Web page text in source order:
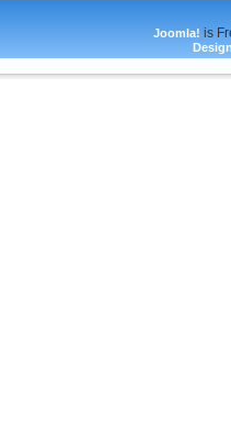
Joomla! is